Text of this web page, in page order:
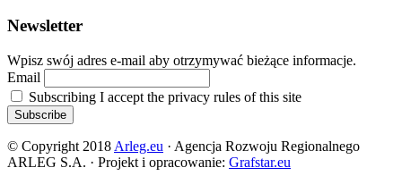
Newsletter
Wpisz swój adres e-mail aby otrzymywać bieżące informacje.
Email
Subscribing I accept the privacy rules of this site
© Copyright 2018 Arleg.eu · Agencja Rozwoju Regionalnego
ARLEG S.A. · Projekt i opracowanie: Grafstar.eu